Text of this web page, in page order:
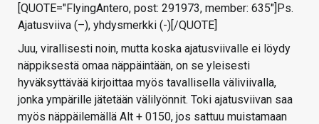
[QUOTE="FlyingAntero, post: 291973, member: 635"]Ps.
Ajatusviiva (–), yhdysmerkki (-)[/QUOTE]
Juu, virallisesti noin, mutta koska ajatusviivalle ei löydy
näppiksestä omaa näppäintään, on se yleisesti
hyväksyttävää kirjoittaa myös tavallisella väliviivalla,
jonka ympärille jätetään välilyönnit. Toki ajatusviivan saa
myös näppäilemällä Alt + 0150, jos sattuu muistamaan